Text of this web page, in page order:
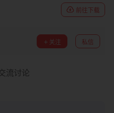
前往下载
关注 私信
流讨论